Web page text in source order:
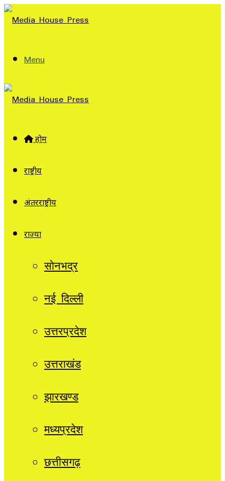
Menu
होम
राष्ट्रीय
अंतरराष्ट्रीय
राज्यों
सोनभद्र
नई दिल्ली
उत्तरप्रदेश
उत्तराखंड
झारखण्ड
मध्यप्रदेश
छत्तीसगढ़